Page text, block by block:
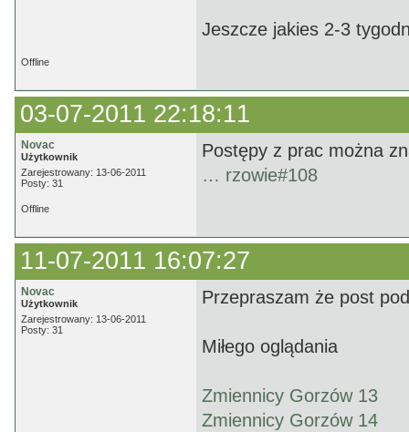
Jeszcze jakies 2-3
Offline
03-07-2011 22:18:11
Novac
Użytkownik
Zarejestrowany: 13-06-2011
Posty: 31
Postępy z prac można
… rzowie#108
Offline
11-07-2011 16:07:27
Novac
Użytkownik
Zarejestrowany: 13-06-2011
Posty: 31
Przepraszam że post
Miłego oglądania
Zmiennicy Gorzów 13
Zmiennicy Gorzów 14